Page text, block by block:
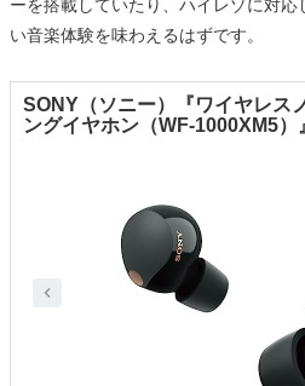
ーを搭載していたり、ハイレゾに対応
い音楽体験を味わえるはずです。
SONY（ソニー）『ワイヤレス
ングイヤホン（WF-1000XM5）